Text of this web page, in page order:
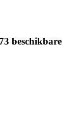
beschikbare